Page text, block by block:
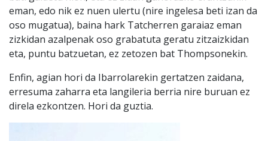
eman, edo nik ez nuen ulertu (nire ingelesa beti izan da
oso mugatua), baina hark Tatcherren garaiaz eman
zizkidan azalpenak oso grabatuta geratu zitzaizkidan
eta, puntu batzuetan, ez zetozen bat Thompsonekin.
Enfin, agian hori da Ibarrolarekin gertatzen zaidana,
erresuma zaharra eta langileria berria nire buruan ez
direla ezkontzen. Hori da guztia.